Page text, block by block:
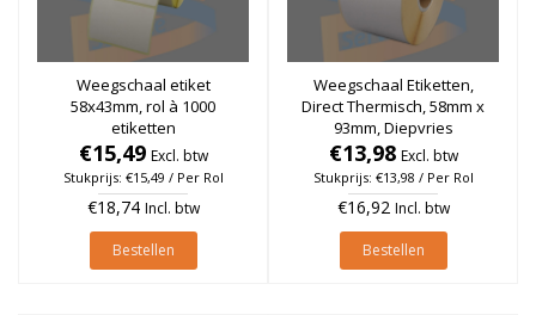
Weegschaal etiket
58x43mm, rol à 1000
etiketten
€15,49 Excl. btw
Stukprijs: €15,49 / Per Rol
€18,74 Incl. btw
Bestellen
Weegschaal Etiketten,
Direct Thermisch, 58mm x
93mm, Diepvries
permanent, Kern 40mm, rol
à 525 stuks
€13,98 Excl. btw
Stukprijs: €13,98 / Per Rol
€16,92 Incl. btw
Bestellen